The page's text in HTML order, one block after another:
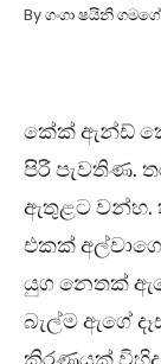
By ගංගා ෂයිනි ගමගේ
කේක් ඇන්ඩ්
පිරී පැවතිණ.
ඇතුළට වන්හ.
එකක්
යුග නෙතක්
බැල්ම ඇගේ